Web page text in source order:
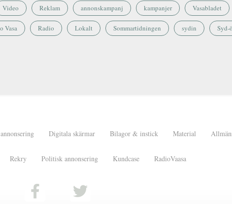
Video Reklam annonskampanj kampanjer Vasabladet
Vasa Radio Lokalt Sommartidningen sydin Syd-
Digitala skärmar Bilagor & instick Material
Rekry Politisk annonsering Kundcase RadioVaasa